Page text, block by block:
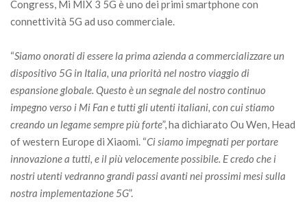
Congress, Mi MIX 3 5G è uno dei primi smartphone con
connettività 5G ad uso commerciale.
“Siamo onorati di essere la prima azienda a commercializzare un
dispositivo 5G in Italia, una priorità nel nostro viaggio di
espansione globale. Questo è un segnale del nostro continuo
impegno verso i Mi Fan e tutti gli utenti italiani, con cui stiamo
creando un legame sempre più forte”, ha dichiarato Ou Wen, Head
of western Europe di Xiaomi. “Ci siamo impegnati per portare
innovazione a tutti, e il più velocemente possibile. E credo che i
nostri utenti vedranno grandi passi avanti nei prossimi mesi sulla
nostra implementazione 5G”.